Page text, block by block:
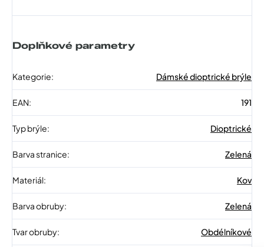
Doplňkové parametry
Kategorie: Dámské dioptrické brýle
EAN: 191
Typ brýle: Dioptrické
Barva stranice: Zelená
Materiál: Kov
Barva obruby: Zelená
Tvar obruby: Obdélníkové